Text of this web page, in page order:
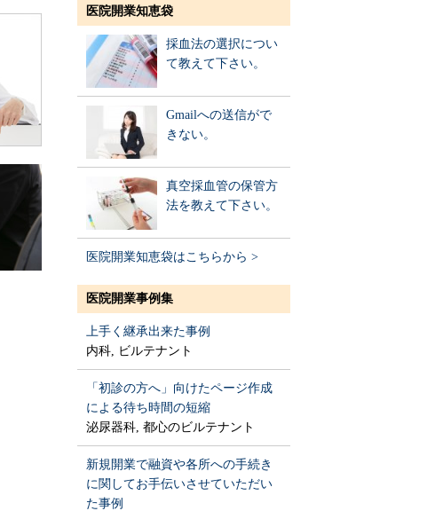
医院開業知恵袋
採血法の選択につい
て教えて下さい。
Gmailへの送信がで
きない。
真空採血管の保管方
法を教えて下さい。
医院開業知恵袋はこちらから >
医院開業事例集
上手く継承出来た事例
内科, ビルテナント
「初診の方へ」向けたページ作成
による待ち時間の短縮
泌尿器科, 都心のビルテナント
新規開業で融資や各所への手続き
に関してお手伝いさせていただい
た事例